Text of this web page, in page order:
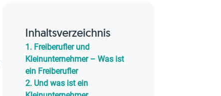
Inhaltsverzeichnis
1. Freiberufler und
Kleinunternehmer – Was ist
ein Freiberufler
2. Und was ist ein